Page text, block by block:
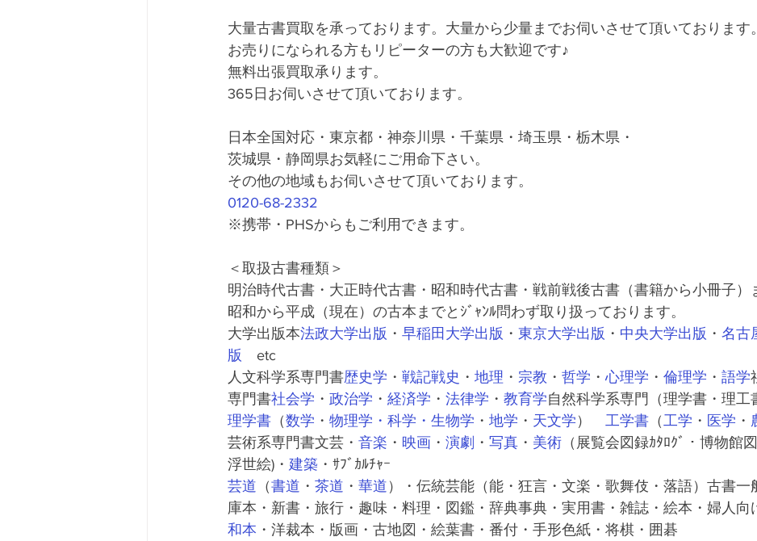
大量古書買取を承っております。大量から少量までお伺いさせて頂いております
お売りになられる方もリピーターの方も大歓迎です♪
無料出張買取承ります。
365日お伺いさせて頂いております。
日本全国対応・東京都・神奈川県・千葉県・埼玉県・栃木県・
茨城県・静岡県お気軽にご用命下さい。
その他の地域もお伺いさせて頂いております。
0120-68-2332
※携帯・PHSからもご利用できます。
＜取扱古書種類＞
明治時代古書・大正時代古書・昭和時代古書・戦前戦後古書（書籍から小冊子）
昭和から平成（現在）の古本までとｼﾞｬﾝﾙ問わず取り扱っております。
大学出版本法政大学出版 ・ 早稲田大学出版 ・ 東京大学出版 ・ 中央大学出版 ・ 名古
版 etc
人文科学系専門書歴史学 ・ 戦記戦史 ・ 地理 ・ 宗教 ・ 哲学 ・心理学 ・ 倫理学 ・ 語学
専門書社会学 ・ 政治学 ・ 経済学 ・ 法律学 ・ 教育学自然科学系専門（理学書・理工
理学書 （数学 ・ 物理学・ 科学 ・ 生物学 ・ 地学 ・ 天文学 ） 工学書 （工学 ・ 医学 ・
芸術系専門書文芸・ 音楽 ・ 映画 ・ 演劇 ・ 写真 ・ 美術 （展覧会図録ｶﾀﾛｸﾞ・博物館
浮世絵)・ 建築 ・ｻﾌﾞｶﾙﾁｬｰ
芸道 （書道 ・ 茶道 ・ 華道 ）・伝統芸能（能・狂言・文楽・歌舞伎・落語）古書一
庫本・新書・旅行・趣味・料理・図鑑・辞典事典・実用書・雑誌・絵本・婦人向
和本 ・洋裁本・版画・古地図・絵葉書・番付・手形色紙・将棋・囲碁